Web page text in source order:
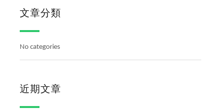
文章分類
No categories
近期文章